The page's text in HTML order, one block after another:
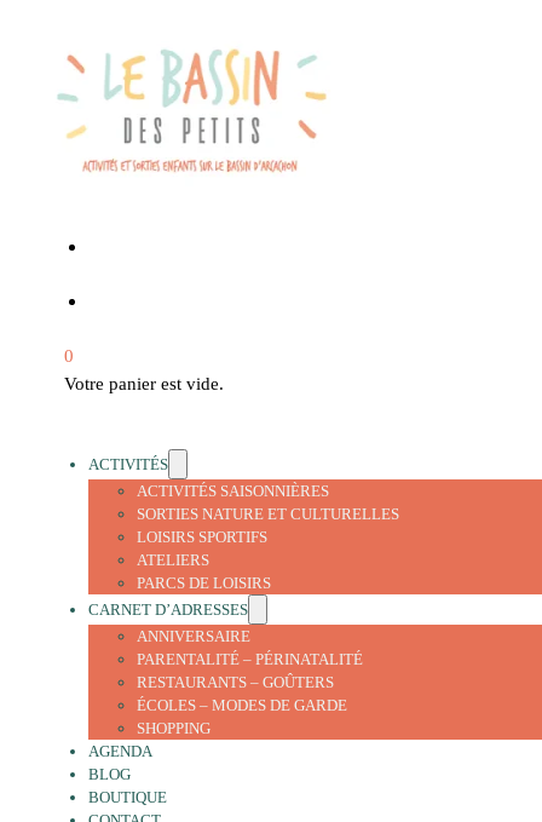
0
Votre panier est vide.
ACTIVITÉS
ACTIVITÉS SAISONNIÈRES
SORTIES NATURE ET CULTURELLES
LOISIRS SPORTIFS
ATELIERS
PARCS DE LOISIRS
CARNET D’ADRESSES
ANNIVERSAIRE
PARENTALITÉ – PÉRINATALITÉ
RESTAURANTS – GOÛTERS
ÉCOLES – MODES DE GARDE
SHOPPING
AGENDA
BLOG
BOUTIQUE